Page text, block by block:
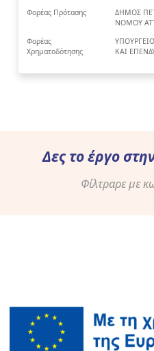
Φορέας Πρότασης
ΔΗΜΟΣ
ΝΟΜΟΥ
Φορέας
Χρηματοδότησης
ΚΑΙ
Δες το έργο
Φίλτραρε με